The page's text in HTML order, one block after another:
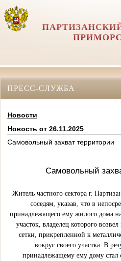
ПРЕСС-СЛУЖБА
Новости
Новость от 26.11.2025
Самовольный захват территории
Самовольный
Житель частного сектора г.
соседям, указав, что в
принадлежащего ему жилого дома
участок, владелец которого
сетки, прикрепленной к
вокруг своего участка. В
принадлежащему ему дому